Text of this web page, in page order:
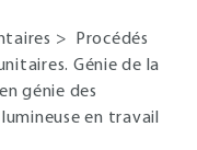
>
Procédés
Génie de la
génie des
en travail